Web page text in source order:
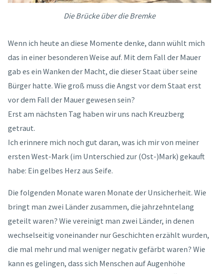
Die Brücke über die Bremke
Wenn ich heute an diese Momente denke, dann wühlt mich
das in einer besonderen Weise auf. Mit dem Fall der Mauer
gab es ein Wanken der Macht, die dieser Staat über seine
Bürger hatte. Wie groß muss die Angst vor dem Staat erst
vor dem Fall der Mauer gewesen sein?
Erst am nächsten Tag haben wir uns nach Kreuzberg
getraut.
Ich erinnere mich noch gut daran, was ich mir von meiner
ersten West-Mark (im Unterschied zur (Ost-)Mark) gekauft
habe: Ein gelbes Herz aus Seife.
Die folgenden Monate waren Monate der Unsicherheit. Wie
bringt man zwei Länder zusammen, die jahrzehntelang
geteilt waren? Wie vereinigt man zwei Länder, in denen
wechselseitig voneinander nur Geschichten erzählt wurden,
die mal mehr und mal weniger negativ gefärbt waren? Wie
kann es gelingen, dass sich Menschen auf Augenhöhe